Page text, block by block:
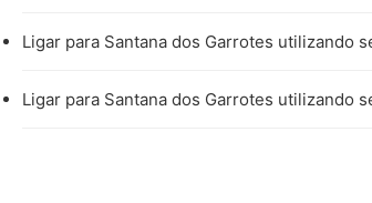
Ligar para Santana dos Garrotes utilizando
Ligar para Santana dos Garrotes utilizando